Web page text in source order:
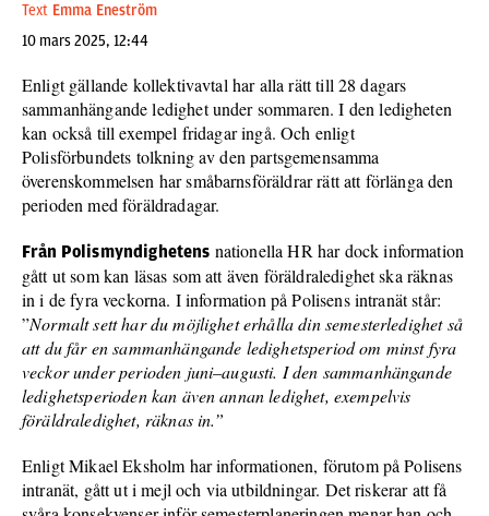
Text Emma Eneström
10 mars 2025, 12:44
Enligt gällande kollektivavtal har alla rätt till 28 dagars
sammanhängande ledighet under sommaren. I den ledigheten
kan också till exempel fridagar ingå. Och enligt
Polisförbundets tolkning av den partsgemensamma
överenskommelsen har småbarnsföräldrar rätt att förlänga den
perioden med föräldradagar.
Från Polismyndighetens nationella HR har dock information
gått ut som kan läsas som att även föräldraledighet ska räknas
in i de fyra veckorna. I information på Polisens intranät står:
”Normalt sett har du möjlighet erhålla din semesterledighet så
att du får en sammanhängande ledighetsperiod om minst fyra
veckor under perioden juni–augusti. I den sammanhängande
ledighetsperioden kan även annan ledighet, exempelvis
föräldraledighet, räknas in.”
Enligt Mikael Eksholm har informationen, förutom på Polisens
intranät, gått ut i mejl och via utbildningar. Det riskerar att få